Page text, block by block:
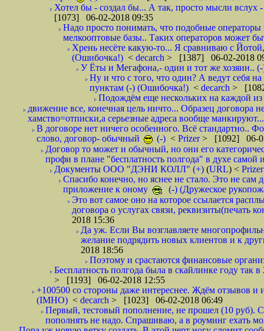
Хотел бы - создал бы... А так, просто мысли вслух
[1073] 06-02-2018 09:35
Надо просто понимать, что подобные
мелкооптовые базы.. Таких операторов может
Хрень несёте какую-то... Я сравниваю с
(Ошибочка!) < decarch > [1387] 06-02-2018
У Ёты и Мегафона,- один и тот же хозяин..
Ну и что с того, что один? А ведут себя
пунктам (-) (Ошибочка!) < decarch >
Подождём еще нескольких на каждой из
движение все, конечная цель ничто... Образец договора
хамство=отписки,а серьезные адреса вообще
В договоре нет ничего особенного. Всё стандартно..
слово, договор- обычный
(-) < Prizer> [1092] 06-
Договор то может и обычный, но они его
профи в плане "бесплатность полгода" в духе
Документы ООО "ДЭНИ КОЛЛ" (+) (URL) <
Спасибо конечно, но яснее не стало. Это не сам
приложение к оному
(-) (Дружеское
Это вот самое оно на которое ссылается
договора о услугах связи, реквизиты(печать
2018 15:36
Да уж. Если Вы возглавляете
желание подрядить новых клиентов и к
2018 18:56
Поэтому и срастаются финансовые
Бесплатность полгода была в скайлинке году
> [1193] 06-02-2018 12:55
+100500 со стороны даже интереснее. Ждём отзывов и
(IMHO) < decarch > [1023] 06-02-2018 06:49
Первый, тестовый пополнение, не прошел (10 руб).
пополнять не надо. Спрашиваю, а в роуминг ехать